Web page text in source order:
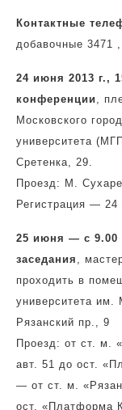
Контактные
добавочные 3471
24 июня 2013 г.,
конференции ,
Московского
университета
Сретенка, 29.
Проезд: М.
Регистрация —
25 июня — с 9.00
заседания ,
проходить в
университета
Рязанский пр., 9
Проезд: от ст. м.
авт. 51 до ост.
— от ст. м.
ост. «Платформа